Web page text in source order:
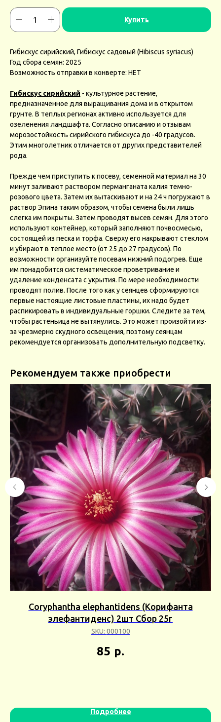
Купить
Гибискус сирийский, Гибискус садовый (Hibiscus syriacus)
Год сбора семян: 2025
Возможность отправки в конверте: НЕТ
Гибискус сирийский - культурное растение,
предназначенное для выращивания дома и в открытом
грунте. В теплых регионах активно используется для
озеленения ландшафта. Согласно описанию и отзывам
морозостойкость сирийского гибискуса до -40 градусов.
Этим многолетник отличается от других представителей
рода.
Прежде чем приступить к посеву, семенной материал на 30
минут заливают раствором перманганата калия темно-
розового цвета. Затем их вытаскивают и на 24 ч погружают в
раствор Эпина таким образом, чтобы семена были лишь
слегка им покрыты. Затем проводят высев семян. Для этого
используют контейнер, который заполняют почвосмесью,
состоящей из песка и торфа. Сверху его накрывают стеклом
и убирают в теплое место (от 25 до 27 градусов). По
возможности организуйте посевам нижний подогрев. Еще
им понадобится систематическое проветривание и
удаление конденсата с укрытия. По мере необходимости
проводят полив. После того как у сеянцев сформируются
первые настоящие листовые пластины, их надо будет
распикировать в индивидуальные горшки. Следите за тем,
чтобы растеньица не вытянулись. Это может произойти из-
за чрезмерно скудного освещения, поэтому сеянцам
рекомендуется организовать дополнительную подсветку.
Рекомендуем также приобрести
Coryphantha elephantidens (Корифанта
элефантиденс) 2шт Сбор 25г
SKU: 000100
85 р.
Подробнее